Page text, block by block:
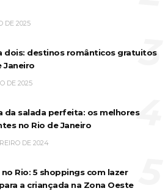
DE 2025
dois: destinos românticos gratuitos
Janeiro
DE 2025
3
da salada perfeita: os melhores
no Rio de Janeiro
DE 2024
4
no Rio: 5 shoppings com lazer
a criançada na Zona Oeste